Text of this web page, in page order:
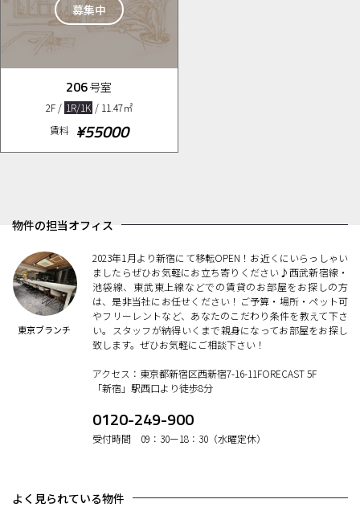
募集中
206号室
2F / 1R/1K / 11.47㎡
賃料
¥55000
物件の担当オフィス
東京ブランチ
2023年1月より新宿にて移転OPEN！お近くにいらっしゃい
ましたらぜひお気軽にお立ち寄りください♪西武新宿線・
池袋線、東武東上線などでの賃貸のお部屋をお探しの方
は、是非当社にお任せください！ご予算・場所・ペット可
やフリーレントなど、あなたのこだわり条件を教えて下さ
い。スタッフが納得いくまで親身になってお部屋をお探し
致します。ぜひお気軽にご相談下さい！
アクセス：東京都新宿区西新宿7-16-11FORECAST 5F
「新宿」駅西口より徒歩8分
0120-249-900
受付時間 09：30ー18：30（水曜定休）
よく見られている物件